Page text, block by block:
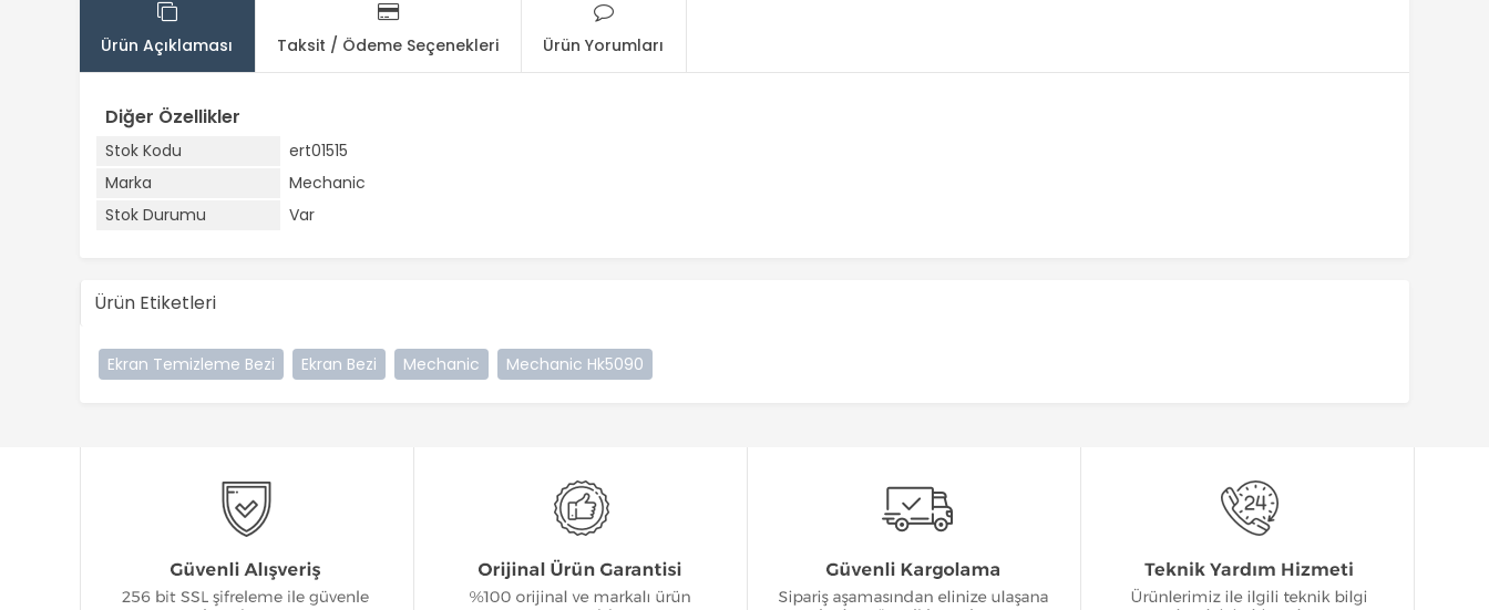
Ürün Açıklaması Taksit / Ödeme Seçenekleri Ürün Yorumları
Diğer Özellikler
Stok Kodu
ert01515
Marka
Mechanic
Stok Durumu
Var
Ürün Etiketleri
Ekran Temizleme Bezi Ekran Bezi Mechanic Mechanic Hk5090